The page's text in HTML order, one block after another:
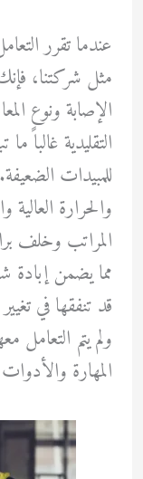
عندما تقرر
مثل شركتنا،
الإصابة ونوع
التقليدية غالباً
للمبيدات
والحرارة
المراتب وخلف
مما يضمن إبادة
قد تنفقها في
ولم يتم
المهارة